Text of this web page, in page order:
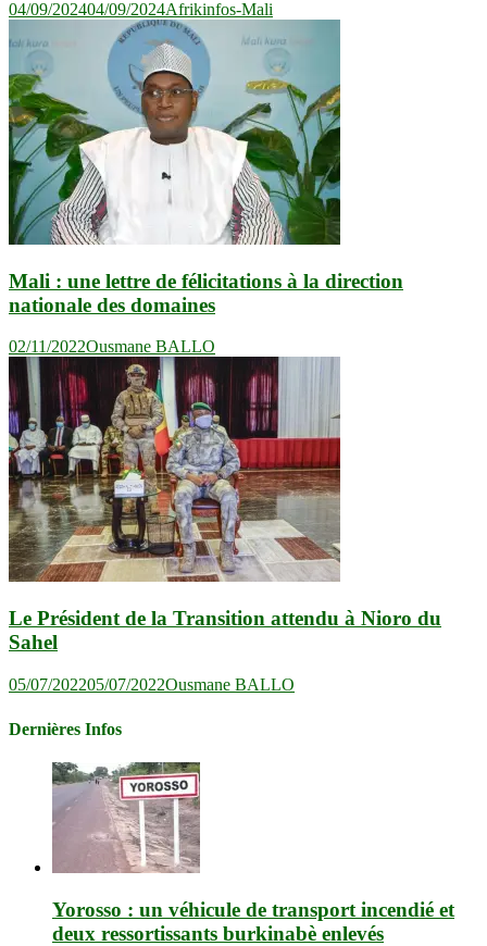
04/09/202404/09/2024Afrikinfos-Mali
Mali : une lettre de félicitations à la direction
nationale des domaines
02/11/2022Ousmane BALLO
Le Président de la Transition attendu à Nioro du
Sahel
05/07/202205/07/2022Ousmane BALLO
Dernières Infos
Yorosso : un véhicule de transport incendié et
deux ressortissants burkinabè enlevés